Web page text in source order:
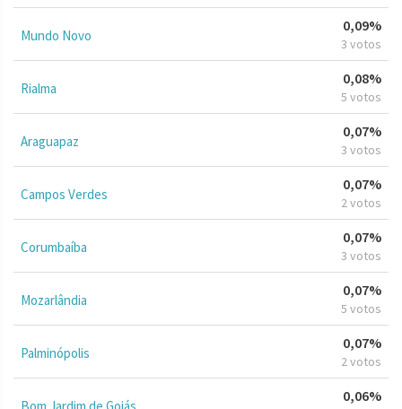
Mundo Novo
0,09%
3 votos
Rialma
0,08%
5 votos
Araguapaz
0,07%
3 votos
Campos Verdes
0,07%
2 votos
Corumbaíba
0,07%
3 votos
Mozarlândia
0,07%
5 votos
Palminópolis
0,07%
2 votos
0,06%